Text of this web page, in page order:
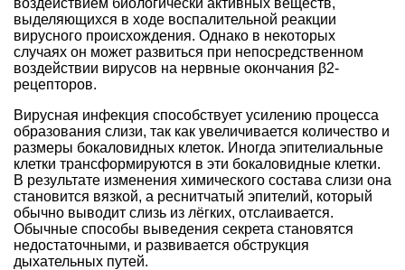
воздействием биологически активных веществ,
выделяющихся в ходе воспалительной реакции
вирусного происхождения. Однако в некоторых
случаях он может развиться при непосредственном
воздействии вирусов на нервные окончания β2-
рецепторов.
Вирусная инфекция способствует усилению процесса
образования слизи, так как увеличивается количество и
размеры бокаловидных клеток. Иногда эпителиальные
клетки трансформируются в эти бокаловидные клетки.
В результате изменения химического состава слизи она
становится вязкой, а реснитчатый эпителий, который
обычно выводит слизь из лёгких, отслаивается.
Обычные способы выведения секрета становятся
недостаточными, и развивается обструкция
дыхательных путей.